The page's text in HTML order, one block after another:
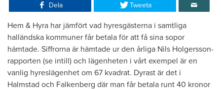
Dela Tweeta
Hem & Hyra har jämfört vad hyresgästerna i samtliga
halländska kommuner får betala för att få sina sopor
hämtade. Siffrorna är hämtade ur den årliga Nils Holgersson-
rapporten (se intill) och lägenheten i vårt exempel är en
vanlig hyreslägenhet om 67 kvadrat. Dyrast är det i
Halmstad och Falkenberg där man får betala runt 40 kronor